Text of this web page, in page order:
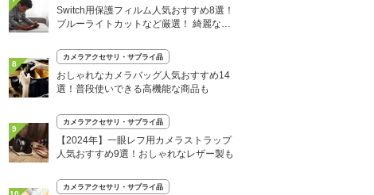
Switch用保護フィルム人気おすすめ8選！
ブルーライトカットなど厳選！ 綺麗な貼
8
カメラアクセサリ・サプライ品
おしゃれなカメラバッグ人気おすすめ14
選！普段使いできる高機能な商品も
9
カメラアクセサリ・サプライ品
【2024年】一眼レフ用カメラストラップ
人気おすすめ9選！おしゃれなレザー製も
カメラアクセサリ・サプライ品